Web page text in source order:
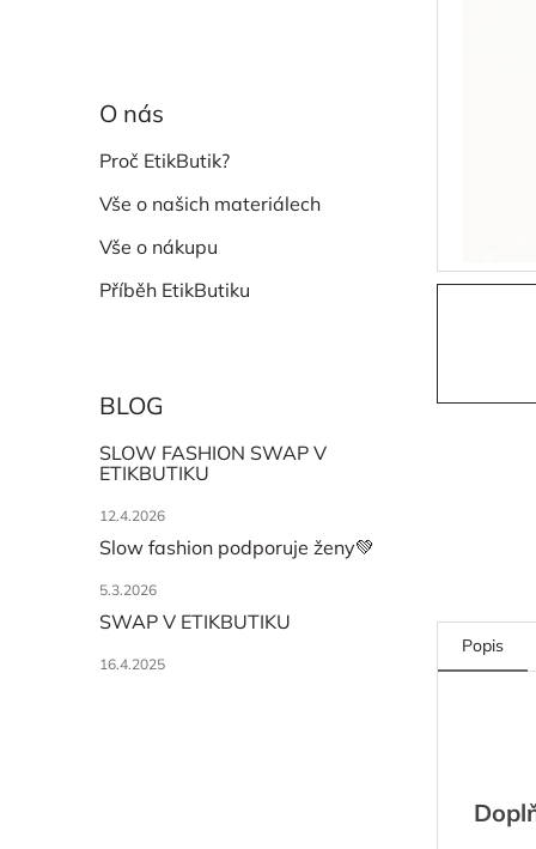
O nás
Proč EtikButik?
Vše o našich materiálech
Vše o nákupu
Příběh EtikButiku
BLOG
SLOW FASHION SWAP V
ETIKBUTIKU
12.4.2026
Slow fashion podporuje ženy💚
5.3.2026
SWAP V ETIKBUTIKU
16.4.2025
Popis